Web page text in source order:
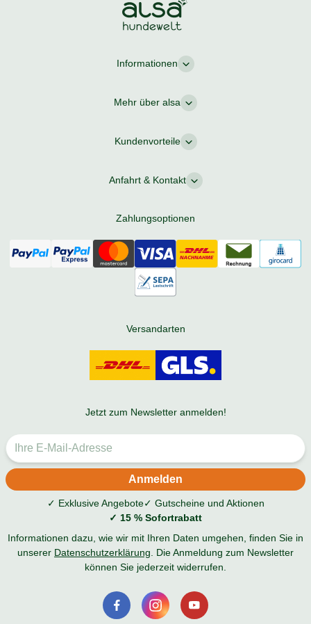
Informationen
Mehr über alsa
Kundenvorteile
Anfahrt & Kontakt
Zahlungsoptionen
Versandarten
Jetzt zum Newsletter anmelden!
✓ Exklusive Angebote✓ Gutscheine und Aktionen
✓ 15 % Sofortrabatt
Informationen dazu, wie wir mit Ihren Daten umgehen, finden Sie in
unserer Datenschutzerklärung. Die Anmeldung zum Newsletter
können Sie jederzeit widerrufen.